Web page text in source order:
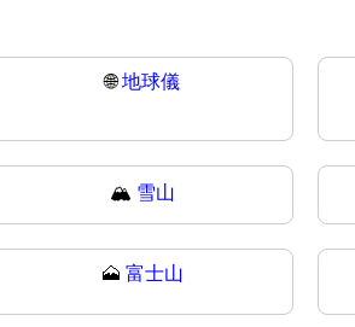
🌐地球儀
🏔️ 雪山
🗻 富士山